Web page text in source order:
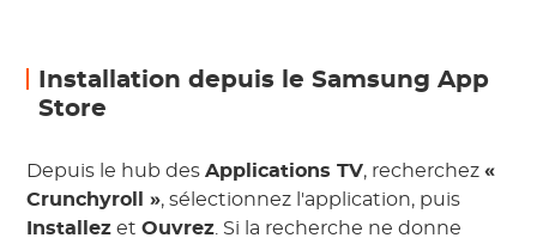
Installation depuis le Samsung App
Store
Depuis le hub desApplications TV, recherchez«
Crunchyroll », sélectionnez l'application, puis
Installez etOuvrez . Si la recherche ne donne